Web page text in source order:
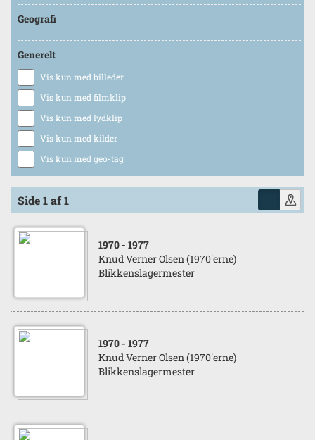
Geografi
Generelt
Vis kun med billeder
Vis kun med filmklip
Vis kun med lydklip
Vis kun med kilder
Vis kun med geo-tag
Side 1 af 1
1970 - 1977
Knud Verner Olsen (1970'erne)
Blikkenslagermester
1970 - 1977
Knud Verner Olsen (1970'erne)
Blikkenslagermester